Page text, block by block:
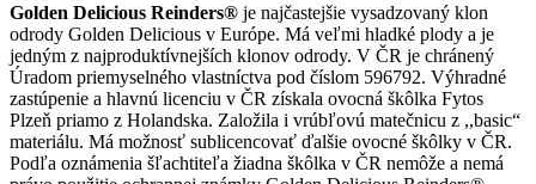
Golden Delicious Reinders® je najčastejšie vysadzovaný klon
odrody Golden Delicious v Európe. Má veľmi hladké plody a je
jedným z najproduktívnejších klonov odrody. V ČR je chránený
Úradom priemyselného vlastníctva pod číslom 596792. Výhradné
zastúpenie a hlavnú licenciu v ČR získala ovocná škôlka Fytos
Plzeň priamo z Holandska. Založila i vrúbľovú matečnicu z ,,basic“
materiálu. Má možnosť sublicencovať ďalšie ovocné škôlky v ČR.
Podľa oznámenia šľachtiteľa žiadna škôlka v ČR nemôže a nemá